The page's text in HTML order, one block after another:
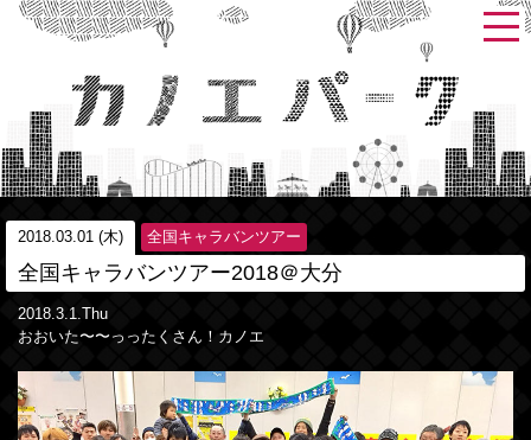
2018.03.01 (木) 全国キャラバンツアー
全国キャラバンツアー2018＠大分
2018.3.1.Thu
おおいた〜〜っったくさん！カノエ